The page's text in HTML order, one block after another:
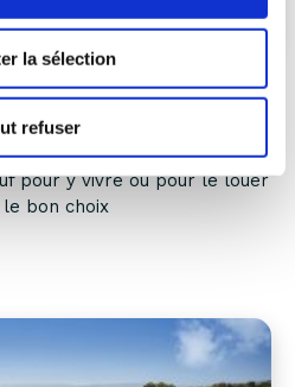
la sélection
refuser
LE NEUF : LE MATCH
OU INVESTISSEMENT
pour y vivre ou pour le louer
bon choix